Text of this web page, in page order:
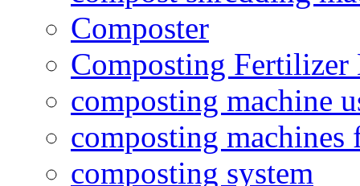
Composter
Composting
composting machine
composting
composting system